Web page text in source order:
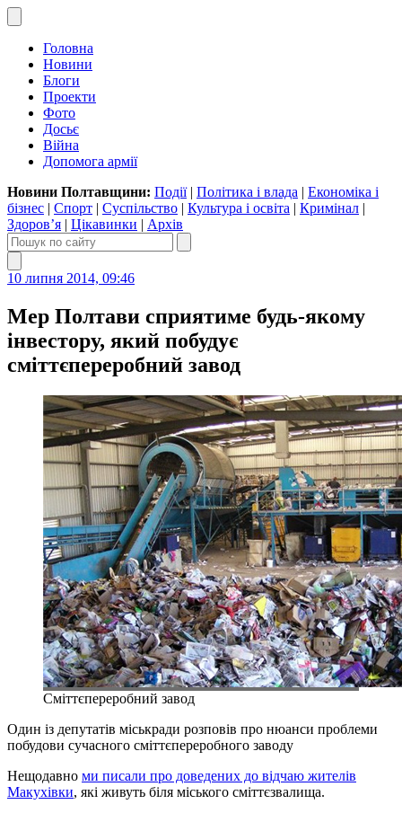
Головна
Новини
Блоги
Проекти
Фото
Досьє
Війна
Допомога армії
Новини Полтавщини: Події| Політика і влада | Економіка і
бізнес | Спорт | Суспільство | Культура і освіта | Кримінал |
Здоров’я | Цікавинки | Архів
10 липня 2014, 09:46
Мер Полтави сприятиме будь-якому
інвестору, який побудує
сміттєпереробний завод
Сміттєпереробний завод
Один із депутатів міськради розповів про нюанси проблеми
побудови сучасного сміттєпереробного заводу
Нещодавно ми писали про доведених до відчаю жителів
Макухівки, які живуть біля міського сміттєзвалища.